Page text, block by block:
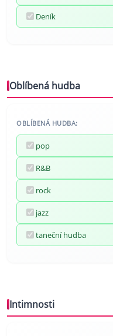
Deník
Oblíbená hudba
OBLÍBENÁ HUDBA:
pop
R&B
rock
jazz
taneční hudba
Intimnosti